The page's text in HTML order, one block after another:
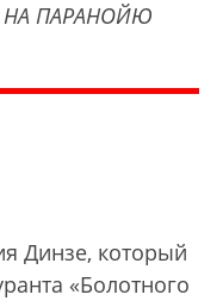
ПАРАНОЙЮ
Динзе, который
«Болотного